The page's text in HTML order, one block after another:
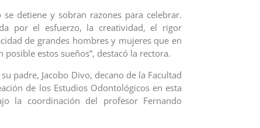
se detiene y sobran razones para celebrar.
por el esfuerzo, la creatividad, el rigor
de grandes hombres y mujeres que en
estos sueños”, destacó la rectora.
padre, Jacobo Divo, decano de la Facultad
de los Estudios Odontológicos en esta
la coordinación del profesor Fernando